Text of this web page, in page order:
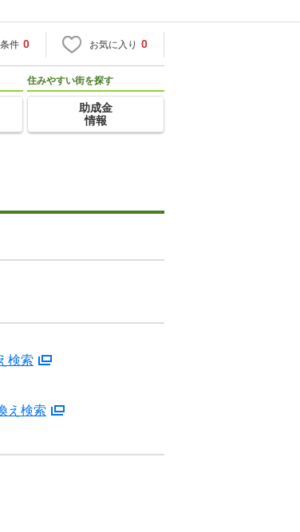
件 0 お気に入り 0
住みやすい街を探す
助成金
情報
検索
え検索